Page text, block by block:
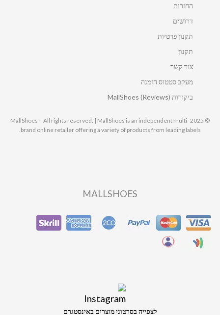
החזרות
דרושים
תקנון פרטיות
תקנון
צור קשר
מעקב סטטוס הזמנה
ביקורות MallShoes (Reviews)
© 2025 MallShoes – All rights reserved. | MallShoes is an independent multi-
brand online retailer offering a variety of products from leading labels.
MALLSHOES
לצפייה בסרטוני מוצרים באינסטגרם